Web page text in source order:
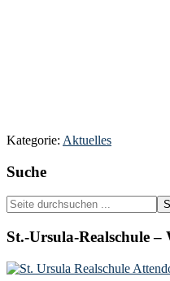
Kategorie: Aktuelles
Seitenspalte
Suche
Seite
durchsuchen
...
St.-Ursula-Realschule –